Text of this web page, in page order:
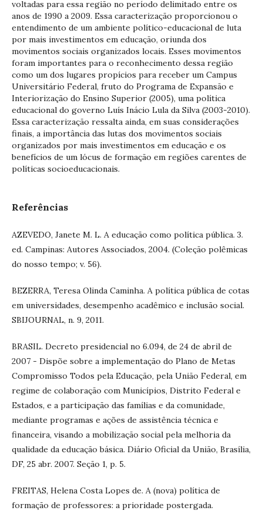
voltadas para essa região no período delimitado entre os
anos de 1990 a 2009. Essa caracterização proporcionou o
entendimento de um ambiente político-educacional de luta
por mais investimentos em educação, oriunda dos
movimentos sociais organizados locais. Esses movimentos
foram importantes para o reconhecimento dessa região
como um dos lugares propícios para receber um Campus
Universitário Federal, fruto do Programa de Expansão e
Interiorização do Ensino Superior (2005), uma política
educacional do governo Luís Inácio Lula da Silva (2003-2010).
Essa caracterização ressalta ainda, em suas considerações
finais, a importância das lutas dos movimentos sociais
organizados por mais investimentos em educação e os
benefícios de um lócus de formação em regiões carentes de
políticas socioeducacionais.
Referências
AZEVEDO, Janete M. L. A educação como política pública. 3.
ed. Campinas: Autores Associados, 2004. (Coleção polêmicas
do nosso tempo; v. 56).
BEZERRA, Teresa Olinda Caminha. A política pública de cotas
em universidades, desempenho acadêmico e inclusão social.
SBIJOURNAL, n. 9, 2011.
BRASIL. Decreto presidencial no 6.094, de 24 de abril de
2007 - Dispõe sobre a implementação do Plano de Metas
Compromisso Todos pela Educação, pela União Federal, em
regime de colaboração com Municípios, Distrito Federal e
Estados, e a participação das famílias e da comunidade,
mediante programas e ações de assistência técnica e
financeira, visando a mobilização social pela melhoria da
qualidade da educação básica. Diário Oficial da União, Brasília,
DF, 25 abr. 2007. Seção 1, p. 5.
FREITAS, Helena Costa Lopes de. A (nova) política de
formação de professores: a prioridade postergada.